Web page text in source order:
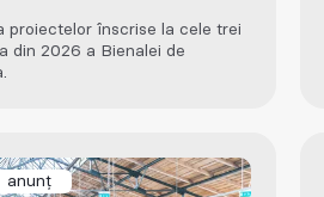
proiectelor înscrise la cele trei
din 2026 a Bienalei de
anunț